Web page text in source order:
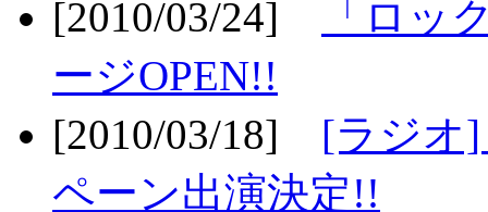
[2010/03/24]
「ロッ
ージOPEN!!
[2010/03/18] [ラジオ
ペーン出演決定!!